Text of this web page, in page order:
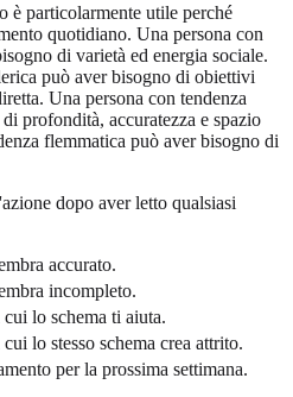
è particolarmente utile perché
quotidiano. Una persona con
di varietà ed energia sociale.
può aver bisogno di obiettivi
Una persona con tendenza
profondità, accuratezza e spazio
flemmatica può aver bisogno di
dopo aver letto qualsiasi
accurato.
incompleto.
lo schema ti aiuta.
lo stesso schema crea attrito.
per la prossima settimana.